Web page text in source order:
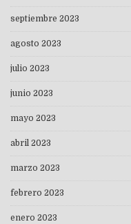
septiembre 2023
agosto 2023
julio 2023
junio 2023
mayo 2023
abril 2023
marzo 2023
febrero 2023
enero 2023